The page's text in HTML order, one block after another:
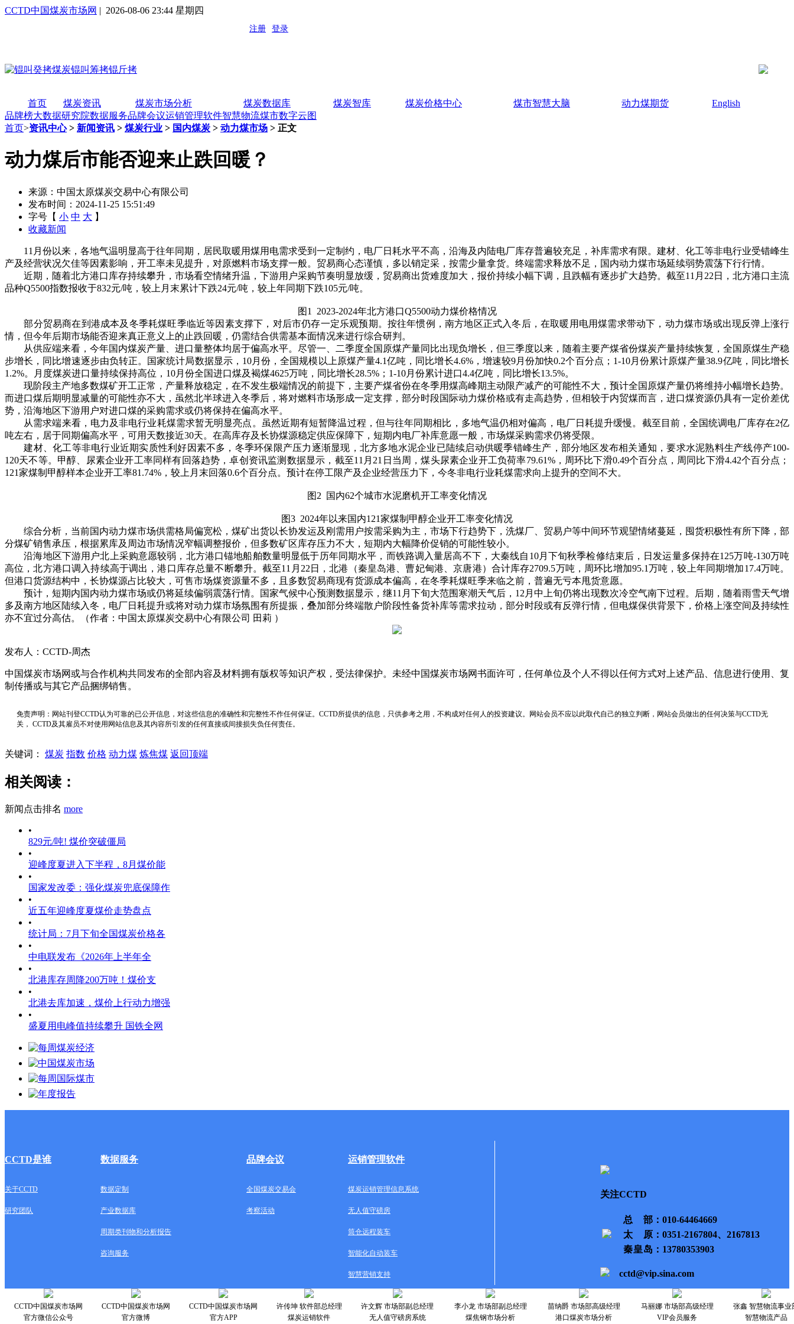
CCTD中国煤炭市场网 | 2026-08-06 23:44 星期四
首页 煤炭资讯 煤炭市场分析 煤炭数据库 煤炭智库 煤炭价格中心 煤市智慧大脑 动力煤期货
English
品牌榜大数据研究院数据服务品牌会议运销管理软件智慧物流煤市数字云图
首页>资讯中心> 新闻资讯 > 煤炭行业 > 国内煤炭 > 动力煤市场 > 正文
动力煤后市能否迎来止跌回暖？
来源：中国太原煤炭交易中心有限公司
发布时间：2024-11-25 15:51:49
字号【 小 中 大 】
收藏新闻
11月份以来，各地气温明显高于往年同期，居民取暖用煤用电需求受到一定制约，电厂日耗水平不高，沿海及内陆电厂库存普遍较充足，补库需求有限。建材、化工等非电行业受错峰生
产及经营状况欠佳等因素影响，开工率未见提升，对原燃料市场支撑一般。贸易商心态谨慎，多以销定采，按需少量拿货。终端需求释放不足，国内动力煤市场延续弱势震荡下行行情。
近期，随着北方港口库存持续攀升，市场看空情绪升温，下游用户采购节奏明显放缓，贸易商出货难度加大，报价持续小幅下调，且跌幅有逐步扩大趋势。截至11月22日，北方港口主流
品种Q5500指数报收于832元/吨，较上月末累计下跌24元/吨，较上年同期下跌105元/吨。
图1 2023-2024年北方港口Q5500动力煤价格情况
部分贸易商在到港成本及冬季耗煤旺季临近等因素支撑下，对后市仍存一定乐观预期。按往年惯例，南方地区正式入冬后，在取暖用电用煤需求带动下，动力煤市场或出现反弹上涨行
情，但今年后期市场能否迎来真正意义上的止跌回暖，仍需结合供需基本面情况来进行综合研判。
从供应端来看，今年国内煤炭产量、进口量整体均居于偏高水平。尽管一、二季度全国原煤产量同比出现负增长，但三季度以来，随着主要产煤省份煤炭产量持续恢复，全国原煤生产稳
步增长，同比增速逐步由负转正。国家统计局数据显示，10月份，全国规模以上原煤产量4.1亿吨，同比增长4.6%，增速较9月份加快0.2个百分点；1-10月份累计原煤产量38.9亿吨，同比增长
1.2%。月度煤炭进口量持续保持高位，10月份全国进口煤及褐煤4625万吨，同比增长28.5%；1-10月份累计进口4.4亿吨，同比增长13.5%。
现阶段主产地多数煤矿开工正常，产量释放稳定，在不发生极端情况的前提下，主要产煤省份在冬季用煤高峰期主动限产减产的可能性不大，预计全国原煤产量仍将维持小幅增长趋势。
而进口煤后期明显减量的可能性亦不大，虽然北半球进入冬季后，将对燃料市场形成一定支撑，部分时段国际动力煤价格或有走高趋势，但相较于内贸煤而言，进口煤资源仍具有一定价差优
势，沿海地区下游用户对进口煤的采购需求或仍将保持在偏高水平。
从需求端来看，电力及非电行业耗煤需求暂无明显亮点。虽然近期有短暂降温过程，但与往年同期相比，多地气温仍相对偏高，电厂日耗提升缓慢。截至目前，全国统调电厂库存在2亿
吨左右，居于同期偏高水平，可用天数接近30天。在高库存及长协煤源稳定供应保障下，短期内电厂补库意愿一般，市场煤采购需求仍将受限。
建材、化工等非电行业近期实质性利好因素不多，冬季环保限产压力逐渐显现，北方多地水泥企业已陆续启动供暖季错峰生产，部分地区发布相关通知，要求水泥熟料生产线停产100-
120天不等。甲醇、尿素企业开工率同样有回落趋势，卓创资讯监测数据显示，截至11月21日当周，煤头尿素企业开工负荷率79.61%，周环比下滑0.49个百分点，周同比下滑4.42个百分点；
121家煤制甲醇样本企业开工率81.74%，较上月末回落0.6个百分点。预计在停工限产及企业经营压力下，今冬非电行业耗煤需求向上提升的空间不大。
图2 国内62个城市水泥磨机开工率变化情况
图3 2024年以来国内121家煤制甲醇企业开工率变化情况
综合分析，当前国内动力煤市场供需格局偏宽松，煤矿出货以长协发运及刚需用户按需采购为主，市场下行趋势下，洗煤厂、贸易户等中间环节观望情绪蔓延，囤货积极性有所下降，部
分煤矿销售承压，根据累库及周边市场情况窄幅调整报价，但多数矿区库存压力不大，短期内大幅降价促销的可能性较小。
沿海地区下游用户北上采购意愿较弱，北方港口锚地船舶数量明显低于历年同期水平，而铁路调入量居高不下，大秦线自10月下旬秋季检修结束后，日发运量多保持在125万吨-130万吨
高位，北方港口调入持续高于调出，港口库存总量不断攀升。截至11月22日，北港（秦皇岛港、曹妃甸港、京唐港）合计库存2709.5万吨，周环比增加95.1万吨，较上年同期增加17.4万吨。
但港口货源结构中，长协煤源占比较大，可售市场煤资源量不多，且多数贸易商现有货源成本偏高，在冬季耗煤旺季来临之前，普遍无亏本甩货意愿。
预计，短期内国内动力煤市场或仍将延续偏弱震荡行情。国家气候中心预测数据显示，继11月下旬大范围寒潮天气后，12月中上旬仍将出现数次冷空气南下过程。后期，随着雨雪天气增
多及南方地区陆续入冬，电厂日耗提升或将对动力煤市场氛围有所提振，叠加部分终端散户阶段性备货补库等需求拉动，部分时段或有反弹行情，但电煤保供背景下，价格上涨空间及持续性
亦不宜过分高估。（作者：中国太原煤炭交易中心有限公司 田莉 ）
发布人：CCTD-周杰
中国煤炭市场网或与合作机构共同发布的全部内容及材料拥有版权等知识产权，受法律保护。未经中国煤炭市场网书面许可，任何单位及个人不得以任何方式对上述产品、信息进行使用、复
制传播或与其它产品捆绑销售。
免责声明：网站刊登CCTD认为可靠的已公开信息，对这些信息的准确性和完整性不作任何保证。CCTD所提供的信息，只供参考之用，不构成对任何人的投资建议。网站会员不应以此取代自己的独立判断，网站会员做出的任何决策与CCTD无
关， CCTD及其雇员不对使用网站信息及其内容所引发的任何直接或间接损失负任何责任。
关键词： 煤炭 指数 价格 动力煤 炼焦煤 返回顶端
相关阅读：
新闻点击排名 more
•
829元/吨! 煤价突破僵局
•
迎峰度夏进入下半程，8月煤价能
•
国家发改委：强化煤炭兜底保障作
•
近五年迎峰度夏煤价走势盘点
•
统计局：7月下旬全国煤炭价格各
•
中电联发布《2026年上半年全
•
北港库存周降200万吨！煤价支
•
北港去库加速，煤价上行动力增强
•
盛夏用电峰值持续攀升 国铁全网
CCTD是谁 数据服务 品牌会议 运销管理软件
关于CCTD 数据定制 全国煤炭交易会 煤炭运销管理信息系统
研究团队 产业数据库 考察活动 无人值守磅房
周期类刊物和分析报告 筒仓远程装车
咨询服务 智能化自动装车
智慧营销支持
关注CCTD
总部 ：010-64464669
太原 ：0351-2167804、2167813
秦皇岛 ：13780353903
cctd@vip.sina.com
CCTD中国煤炭市场网
官方微信公众号
CCTD中国煤炭市场网
官方微博
CCTD中国煤炭市场网
官方APP
许传坤 软件部总经理
煤炭运销软件
许文辉 市场部副总经理
无人值守磅房系统
李小龙 市场部副总经理
煤焦钢市场分析
苗纳爵 市场部高级经理
港口煤炭市场分析
马丽娜 市场部高级经理
VIP会员服务
张鑫 智慧物流事业
智慧物流产品